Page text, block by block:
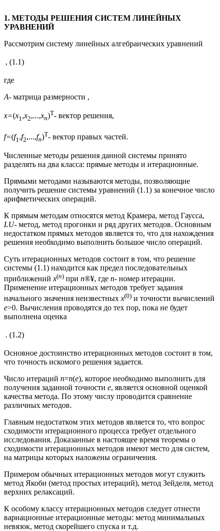
1. МЕТОДЫ РЕШЕНИЯ СИСТЕМ ЛИНЕЙНЫХ
УРАВНЕНИЙ
Рассмотрим систему линейных алгебраических уравнений
, (1.1)
где
А- матрица размерности ,
x=(x1 ,x2,...,xn)T- вектор решения,
f=(f1 ,f2,...,fn)T- вектор правых частей.
Численные методы решения данной системы принято
разделять на два класса: прямые методы и итерационные.
Прямыми методами называются методы, позволяющие
получить решение системы уравнений (1.1) за конечное число
арифметических операций.
К прямым методам относятся метод Крамера, метод Гаусса,
LU- метод, метод прогонки и ряд других методов. Основным
недостатком прямых методов является то, что для нахождения
решения необходимо выполнить большое число операций.
Суть итерационных методов состоит в том, что решение
системы (1.1) находится как предел последовательных
приближений x(n) при n®¥, где n- номер итерации.
Применение итерационных методов требует задания
начального значения неизвестныхх(0) и точности вычислений
e>0. Вычисления проводятся до тех пор, пока не будет
выполнена оценка
. (1.2)
Основное достоинство итерационных методов состоит в том,
что точность искомого решения задается.
Число итераций n=n(e), которое необходимо выполнить для
получения заданной точности e, является основной оценкой
качества метода. По этому числу проводится сравнение
различных методов.
Главным недостатком этих методов является то, что вопрос
сходимости итерационного процесса требует отдельного
исследования. Доказанные в настоящее время теоремы о
сходимости итерационных методов имеют место для систем,
на матрицы которых наложены ограничения.
Примером обычных итерационных методов могут служить
метод Якоби (метод простых итераций), метод Зейделя, метод
верхних релаксаций.
К особому классу итерационных методов следует отнести
вариационные итерационные методы: метод минимальных
невязок, метод скорейшего спуска и т.д.